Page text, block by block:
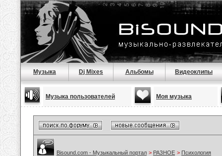
Музыка Dj Mixes Альбомы Видеоклипы
Музыка пользователей Моя музыка
Bisound.com - Музыкальный портал > РАЗНОЕ > Психология